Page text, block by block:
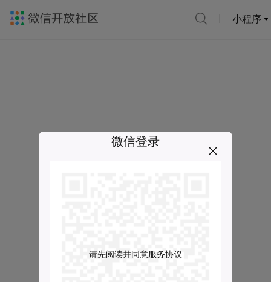
小程序
微信登录
请先阅读并同意服务协议